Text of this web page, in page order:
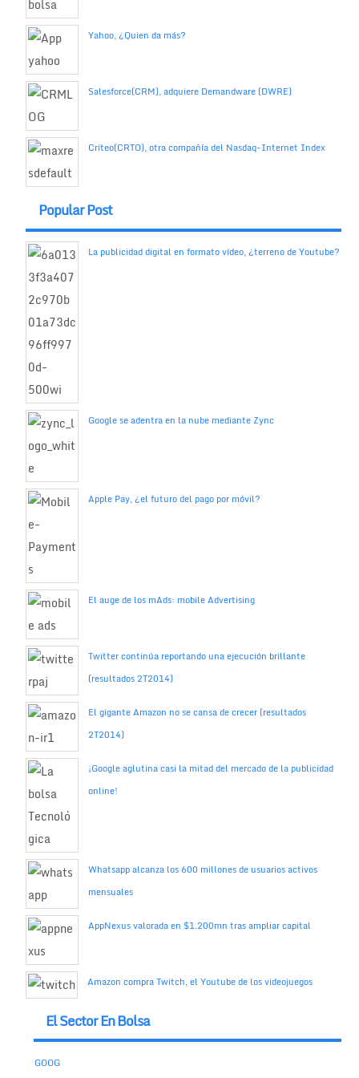
Yahoo, ¿Quien da más?
Salesforce(CRM), adquiere Demandware (DWRE)
Criteo(CRTO), otra compañía del Nasdaq-Internet Index
Popular Post
La publicidad digital en formato vídeo, ¿terreno de Youtube?
Google se adentra en la nube mediante Zync
Apple Pay, ¿el futuro del pago por móvil?
El auge de los mAds: mobile Advertising
Twitter continúa reportando una ejecución brillante
(resultados 2T2014)
El gigante Amazon no se cansa de crecer (resultados
2T2014)
¡Google aglutina casi la mitad del mercado de la publicidad
online!
Whatsapp alcanza los 600 millones de usuarios activos
mensuales
AppNexus valorada en $1.200mn tras ampliar capital
Amazon compra Twitch, el Youtube de los videojuegos
El Sector En Bolsa
GOOG